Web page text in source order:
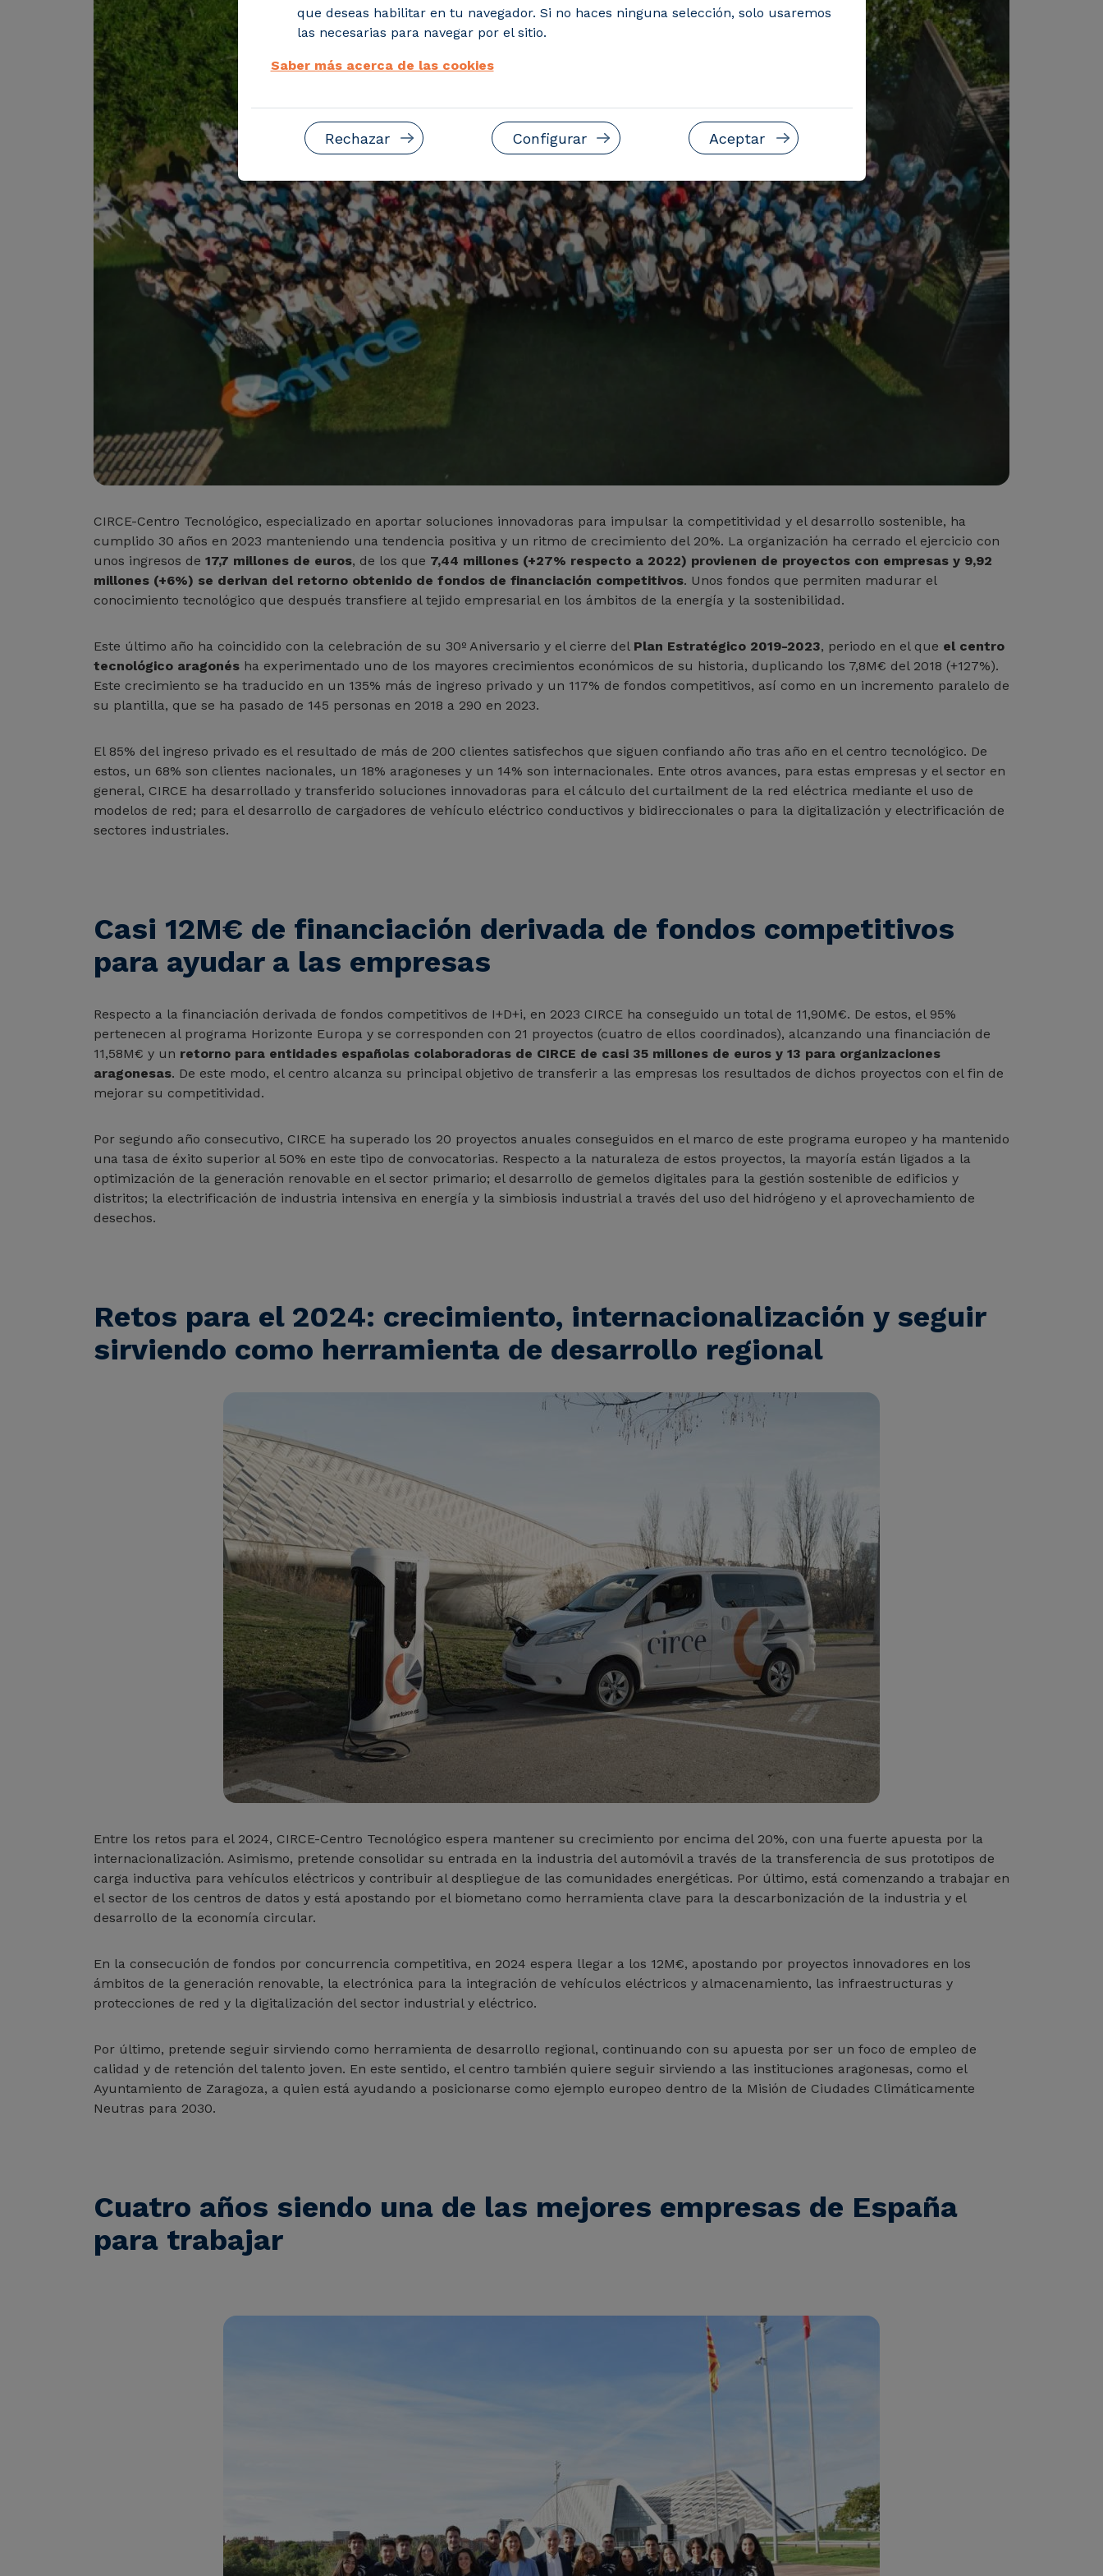
CIRCE-Centro Tecnológico, especializado en aportar soluciones innovadoras para impulsar la competitividad y el desarrollo sostenible, ha
cumplido 30 años en 2023 manteniendo una tendencia positiva y un ritmo de crecimiento del 20%. La organización ha cerrado el ejercicio con
unos ingresos de 17,7 millones de euros, de los que 7,44 millones (+27% respecto a 2022) provienen de proyectos con empresas y 9,92
millones (+6%) se derivan del retorno obtenido de fondos de financiación competitivos. Unos fondos que permiten madurar el
conocimiento tecnológico que después transfiere al tejido empresarial en los ámbitos de la energía y la sostenibilidad.
Este último año ha coincidido con la celebración de su 30º Aniversario y el cierre del Plan Estratégico 2019-2023, periodo en el que el centro
tecnológico aragonés ha experimentado uno de los mayores crecimientos económicos de su historia, duplicando los 7,8M€ del 2018 (+127%).
Este crecimiento se ha traducido en un 135% más de ingreso privado y un 117% de fondos competitivos, así como en un incremento paralelo de
su plantilla, que se ha pasado de 145 personas en 2018 a 290 en 2023.
El 85% del ingreso privado es el resultado de más de 200 clientes satisfechos que siguen confiando año tras año en el centro tecnológico. De
estos, un 68% son clientes nacionales, un 18% aragoneses y un 14% son internacionales. Ente otros avances, para estas empresas y el sector en
general, CIRCE ha desarrollado y transferido soluciones innovadoras para el cálculo del curtailment de la red eléctrica mediante el uso de
modelos de red; para el desarrollo de cargadores de vehículo eléctrico conductivos y bidireccionales o para la digitalización y electrificación de
sectores industriales.
Casi 12M€ de financiación derivada de fondos competitivos
para ayudar a las empresas
Respecto a la financiación derivada de fondos competitivos de I+D+i, en 2023 CIRCE ha conseguido un total de 11,90M€. De estos, el 95%
pertenecen al programa Horizonte Europa y se corresponden con 21 proyectos (cuatro de ellos coordinados), alcanzando una financiación de
11,58M€ y un retorno para entidades españolas colaboradoras de CIRCE de casi 35 millones de euros y 13 para organizaciones
aragonesas. De este modo, el centro alcanza su principal objetivo de transferir a las empresas los resultados de dichos proyectos con el fin de
mejorar su competitividad.
Por segundo año consecutivo, CIRCE ha superado los 20 proyectos anuales conseguidos en el marco de este programa europeo y ha mantenido
una tasa de éxito superior al 50% en este tipo de convocatorias. Respecto a la naturaleza de estos proyectos, la mayoría están ligados a la
optimización de la generación renovable en el sector primario; el desarrollo de gemelos digitales para la gestión sostenible de edificios y
distritos; la electrificación de industria intensiva en energía y la simbiosis industrial a través del uso del hidrógeno y el aprovechamiento de
desechos.
Retos para el 2024: crecimiento, internacionalización y seguir
sirviendo como herramienta de desarrollo regional
Entre los retos para el 2024, CIRCE-Centro Tecnológico espera mantener su crecimiento por encima del 20%, con una fuerte apuesta por la
internacionalización. Asimismo, pretende consolidar su entrada en la industria del automóvil a través de la transferencia de sus prototipos de
carga inductiva para vehículos eléctricos y contribuir al despliegue de las comunidades energéticas. Por último, está comenzando a trabajar en
el sector de los centros de datos y está apostando por el biometano como herramienta clave para la descarbonización de la industria y el
desarrollo de la economía circular.
En la consecución de fondos por concurrencia competitiva, en 2024 espera llegar a los 12M€, apostando por proyectos innovadores en los
ámbitos de la generación renovable, la electrónica para la integración de vehículos eléctricos y almacenamiento, las infraestructuras y
protecciones de red y la digitalización del sector industrial y eléctrico.
Por último, pretende seguir sirviendo como herramienta de desarrollo regional, continuando con su apuesta por ser un foco de empleo de
calidad y de retención del talento joven. En este sentido, el centro también quiere seguir sirviendo a las instituciones aragonesas, como el
Ayuntamiento de Zaragoza, a quien está ayudando a posicionarse como ejemplo europeo dentro de la Misión de Ciudades Climáticamente
Neutras para 2030.
Cuatro años siendo una de las mejores empresas de España
para trabajar
que deseas habilitar en tu navegador. Si no haces ninguna selección, solo usaremos
las necesarias para navegar por el sitio.
Saber más acerca de las cookies
Rechazar Configurar Aceptar